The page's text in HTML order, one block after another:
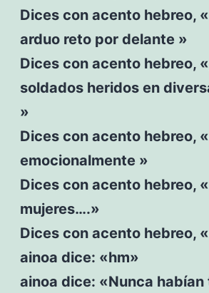
Dices con acento hebreo,
arduo reto por delante »
Dices con acento hebreo,
soldados heridos en
»
Dices con acento hebreo,
emocionalmente »
Dices con acento hebreo,
mujeres….»
Dices con acento hebreo,
ainoa dice: «hm»
ainoa dice: «Nunca habían